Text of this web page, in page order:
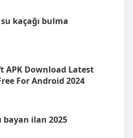
kaçağı bulma
APK Download Latest
For Android 2024
bayan ilan 2025